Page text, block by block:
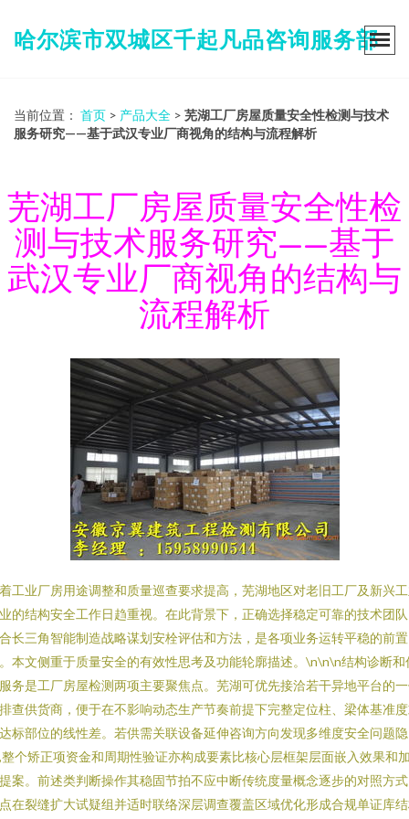
哈尔滨市双城区千起凡品咨询服务部
当前位置： 首页 > 产品大全 > 芜湖工厂房屋质量安全性检测与技术
服务研究——基于武汉专业厂商视角的结构与流程解析
芜湖工厂房屋质量安全性检
测与技术服务研究——基于
武汉专业厂商视角的结构与
流程解析
工业厂房用途调整和质量巡查要求提高，芜湖地区对老旧工厂及新兴
的结构安全工作日趋重视。在此背景下，正确选择稳定可靠的技术团
长三角智能制造战略谋划安栓评估和方法，是各项业务运转平稳的前
本文侧重于质量安全的有效性思考及功能轮廓描述。\n\n\n结构诊断和
务是工厂房屋检测两项主要聚焦点。芜湖可优先接洽若干异地平台的
查供货商，便于在不影响动态生产节奏前提下完整定位柱、梁体基准
标部位的线性差。若供需关联设备延伸咨询方向发现多维度安全问题隐
整个矫正项资金和周期性验证亦构成要素比核心层框架层面嵌入效果和
案。前述类判断操作其稳固节拍不应中断传统度量概念逐步的对照方
在裂缝扩大试疑组并适时联络深层调查覆盖区域优化形成合规单证库